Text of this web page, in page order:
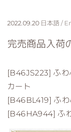
2022.09.20 日本語 /
完売商品入荷
[B46JS223] ふわ
カート
[B46BL419] ふわ
[B46HA944] ふ